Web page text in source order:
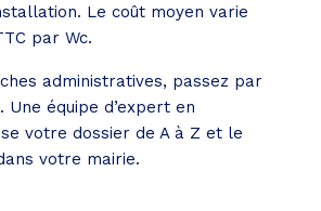
Le coût moyen varie
par Wc.
administratives, passez par
. Une équipe d’expert en
votre dossier de A à Z et le
votre mairie.